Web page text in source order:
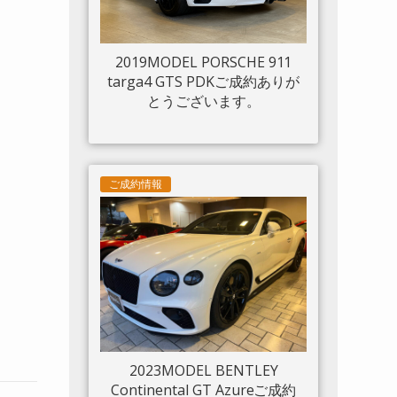
2019MODEL PORSCHE 911
targa4 GTS PDKご成約ありが
とうございます。
ご成約情報
2023MODEL BENTLEY
Continental GT Azureご成約